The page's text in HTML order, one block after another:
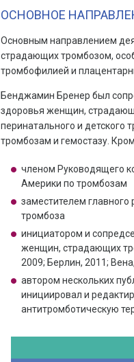
ОСНОВНОЕ
Основным направлением
страдающих тромбозом,
тромбофилией и
Бенджамин Бренер был
здоровья женщин,
перинатального и детского
тромбозам и гемостазу.
членом Руководящего
Америки по тромбозам
заместителем
тромбоза
инициатором и
женщин, страдающих
2009; Берлин, 2011;
автором нескольких
инициировал и
антитромботическую